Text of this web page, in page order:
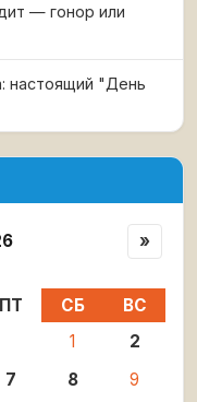
— гонор или
настоящий "День
»
ПТ СБ
ВС
1
2
7 8
9